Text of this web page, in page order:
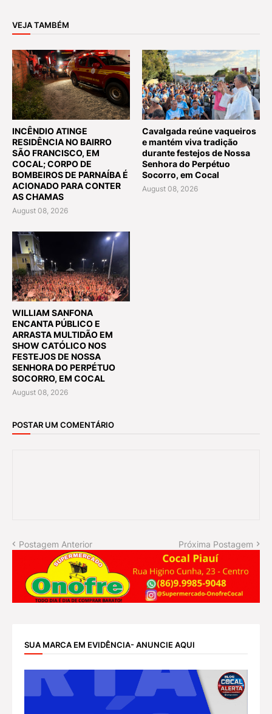
VEJA TAMBÉM
INCÊNDIO ATINGE
RESIDÊNCIA NO BAIRRO
SÃO FRANCISCO, EM
COCAL; CORPO DE
BOMBEIROS DE PARNAÍBA É
ACIONADO PARA CONTER
AS CHAMAS
August 08, 2026
Cavalgada reúne vaqueiros
e mantém viva tradição
durante festejos de Nossa
Senhora do Perpétuo
Socorro, em Cocal
August 08, 2026
WILLIAM SANFONA
ENCANTA PÚBLICO E
ARRASTA MULTIDÃO EM
SHOW CATÓLICO NOS
FESTEJOS DE NOSSA
SENHORA DO PERPÉTUO
SOCORRO, EM COCAL
August 08, 2026
POSTAR UM COMENTÁRIO
Postagem Anterior Próxima Postagem
SUA MARCA EM EVIDÊNCIA- ANUNCIE AQUI